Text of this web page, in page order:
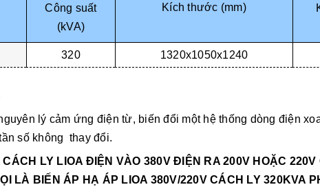
Công suất
(kVA)
Kích thước (mm)
320 1320x1050x1240
lý cảm ứng điện từ, biến đổi một hệ thống dòng điện
số không thay đổi.
CÁCH LY LIOA ĐIỆN VÀO 380V ĐIỆN RA 200V HOẶC
LÀ BIẾN ÁP HẠ ÁP LIOA 380V/220V CÁCH LY 320KVA